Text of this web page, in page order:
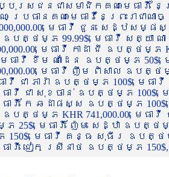
រសជនជាសមាជិកគណៈមេធាវី
ណៈ ប្រធានគណៈមេធាវីនៃព្រះរា
មេធាវី ជួន សេដ្ឋស
បត្ថម្ភ 99.99$, មេធាវី សត្យា ណ
មេធាវី កាដា ជី ឧបត្ថម្ភ
េធាវី ខឹម ណាដែន ឧបត្ថម្ភ 50$,
មេធាវី ញឹម ពិសាល ឧបត្ថ
វី ជា ភារ៉ា ឧបត្ថម្ភ 100$, មេ
ធាវី ជា សុខចាន់ ឧបត្ថម្ភ
ាវី កែ ឆដាផស្ស ឧបត្ថម្ភ
ឧបត្ថម្ភ KHR 741,000.00, មេ
មេធាវី ញ៉ែម សេដ្ឋា ឧបត្ថ
មេធាវី គន្ធ សុធីរ ឧបត្ថម្ភ
ធាវី ជៀក ស្រីនាថ ឧបត្ថម្ភ 150$,